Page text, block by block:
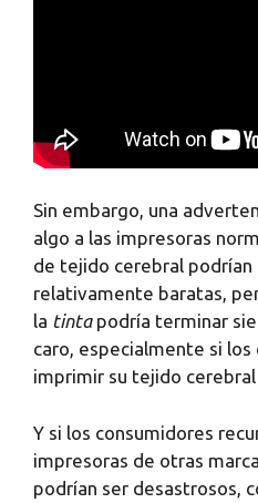
Sin embargo, una
algo a las impresoras
de tejido cerebral
relativamente baratas,
la tintapodría terminar
caro, especialmente si
imprimir su tejido
Y si los consumidores
impresoras de otras
podrían ser desastrosos,